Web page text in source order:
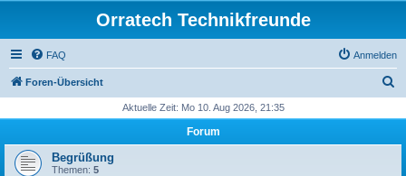
Orratech Technikfreunde
FAQ Anmelden
Foren-Übersicht
h
Aktuelle Zeit: Mo 10. Aug 2026, 21:35
Forum
Begrüßung
Themen: 5